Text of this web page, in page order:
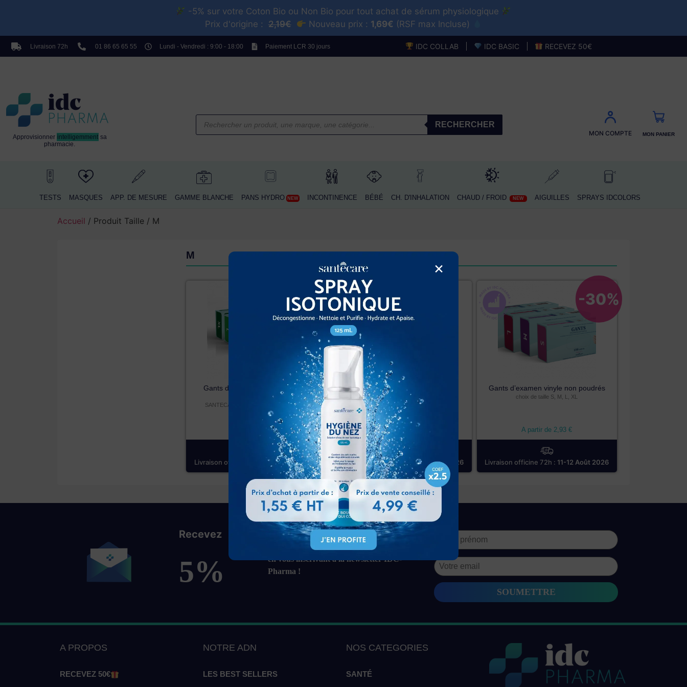
×
-5% sur votre Coton Bio ou Non Bio pour tout achat de sérum physiologique
Prix d'origine : 2,19€ Nouveau prix : 1,69€ (RSF max Incluse)
Livraison 72h 01 86 65 65 55 Lundi - Vendredi : 9:00 - 18:00 Paiement LCR 30 jours IDC COLLAB IDC BASIC RECEVEZ 50€
TESTS MASQUES APP. DE MESURE GAMME BLANCHE PANS HYDRO NEW INCONTINENCE BÉBÉ CH. D'INHALATION CHAUD / FROID NEW AIGUILLES
MON PANIER
Approvisionner intelligemment sa
pharmacie.
RECHERCHER
MON COMPTE MON PANIER
TESTS MASQUES APP. DE MESURE GAMME BLANCHE PANS HYDRO NEW INCONTINENCE BÉBÉ CH. D'INHALATION CHAUD / FROID NEW AIGUILLES SPRAYS IDCOLORS
Accueil / Produit Taille / M
M
Gants d’Examen en Latex – Non
SANTECARE – Choix de taille S, M, L, XL
3,20€
Livraison officine 72h : 11-12 Août 2026
Gants Nitrile
SANTECARE – Choix de taille S, M, L, XL
A partir de
Livraison officine 72h : 11-12 Août 2026
-30%
Gants d’examen vinyle non poudrés
choix de taille S, M, L, XL
A partir de 2,93€
Livraison officine 72h : 11-12 Août 2026
Recevez
5%
de réduction valable sur l'ensemble du site
en vous inscrivant à la newsletter IDC-
Pharma !
A PROPOS
RECEVEZ 50€
NOTRE ADN
LES BEST SELLERS
NOS CATEGORIES
SANTÉ